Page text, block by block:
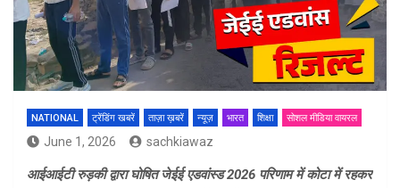
NATIONAL ट्रेंडिंग खबरें ताज़ा ख़बरें न्यूज़ भारत शिक्षा सोशल मीडिया वायरल
June 1, 2026 sachkiawaz
आईआईटी रुड़की द्वारा घोषित जेईई एडवांस्ड 2026 परिणाम में कोटा में रहकर